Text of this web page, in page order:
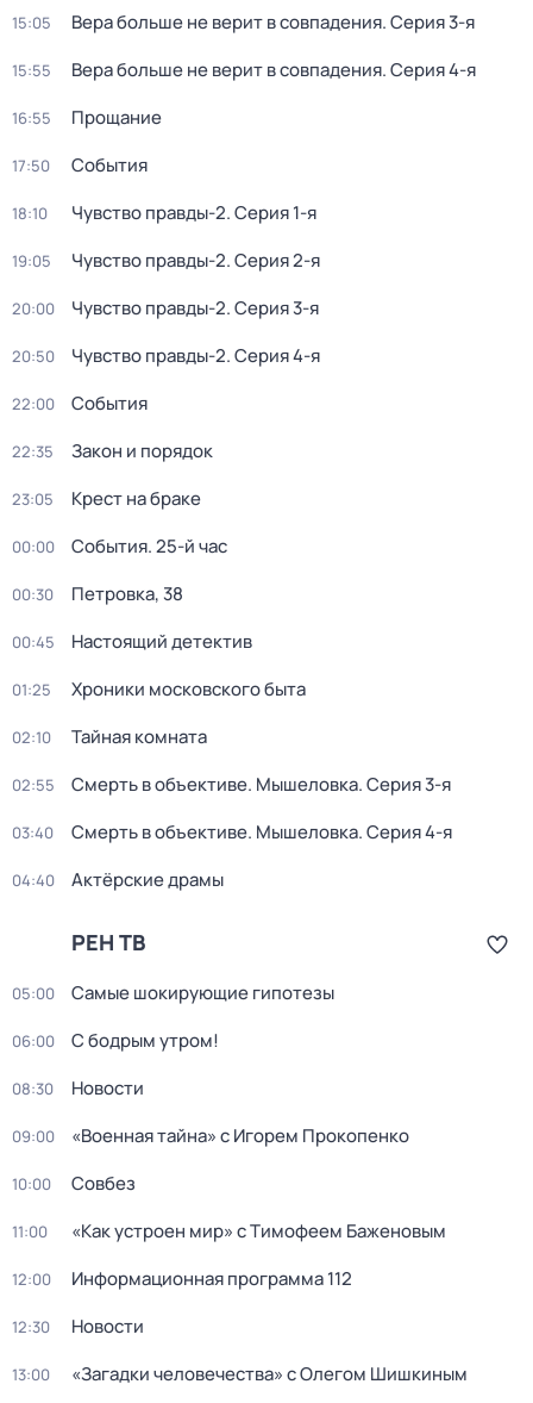
15:05 Вера больше не верит в совпадения. Серия 3-я
15:55 Вера больше не верит в совпадения. Серия 4-я
16:55 Прощание
17:50 События
18:10 Чувство правды-2. Серия 1-я
19:05 Чувство правды-2. Серия 2-я
20:00 Чувство правды-2. Серия 3-я
20:50 Чувство правды-2. Серия 4-я
22:00 События
22:35 Закон и порядок
23:05 Крест на браке
00:00 События. 25-й час
00:30 Петровка, 38
00:45 Настоящий детектив
01:25 Хроники московского быта
02:10 Тайная комната
02:55 Смерть в объективе. Мышеловка. Серия 3-я
03:40 Смерть в объективе. Мышеловка. Серия 4-я
04:40 Актёрские драмы
РЕН ТВ
05:00 Самые шoкиpующие гипотезы
06:00 С бодрым утром!
08:30 Новости
09:00 «Военнaя тайна» с Игорем Прокoпенко
10:00 Coвбез
11:00 «Как устроен мир» с Тимофеем Баженовым
12:00 Информационная программа 112
12:30 Новости
13:00 «Загадки человечества» с Олегом Шишкиным